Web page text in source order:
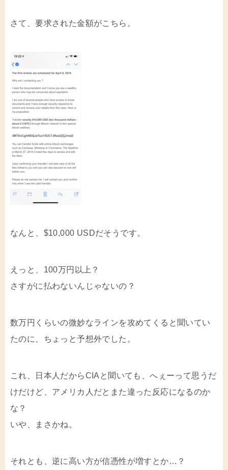
さて、要求された金額がこちら。
なんと、$10,000 USDだそうです。
えっと、100万円以上？
さすがに払わないんじゃないの？
数万円くらいの微妙なラインを攻めてくると聞いてい
たのに、ちょっと予想外でした。
これ、日本人だからCIAと聞いても、へぇーって思うだ
けだけど、アメリカ人だとまた違った反応になるのか
な？
いや、まさかね。
それとも、逆に高い方が信憑性が増すとか…？